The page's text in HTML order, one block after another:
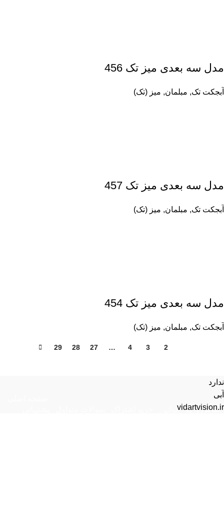
مدل سه بعدی میز تک 456
آبجکت تک, مبلمان, میز (تک)
مدل سه بعدی میز تک 457
آبجکت تک, مبلمان, میز (تک)
مدل سه بعدی میز تک 454
آبجکت تک, مبلمان, میز (تک)
2
3
4
…
27
28
29
ندارد
آبی
vidartvision.ir
تماس با ما
قوانین